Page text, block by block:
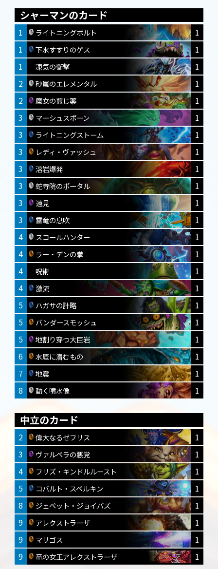
シャーマンのカード
1 ライトニングボルト
1
1
下水すすりのゲス
1
1
凍気の衝撃
1
2
砂嵐のエレメンタル
1
2
魔女の煎じ薬
1
3
マーシュスポーン
1
3
ライトニングストーム
1
3
レディ・ヴァッシュ
1
3
溶岩爆発
1
3
蛇寺院のポータル
1
3
遠見
1
3
雷竜の息吹
1
4
スコールハンター
1
4
ラー・デンの拳
1
4
呪術
1
4
激流
1
5
ハガサの計略
1
5
バンダースモッシュ
1
5
地割り穿つ大巨岩
1
6
水底に潜むもの
1
7
地震
1
8
動く噴水像 1
中立のカード
2 偉大なるゼフリス
1
3
ヴァルペラの悪党
1
4
フリズ・キンドルルースト
1
5
コバルト・スペルキン
1
8
ジェペット・ジョイバズ
1
9
アレクストラーザ
1
9
マリゴス
1
9
竜の女王アレクストラーザ 1